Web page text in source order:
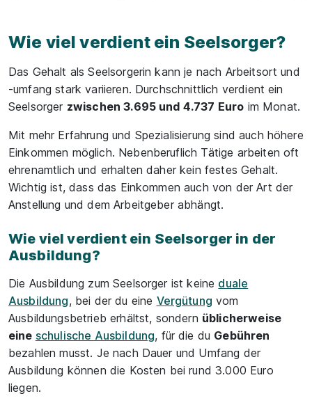
Wie viel verdient ein Seelsorger?
Das Gehalt als Seelsorgerin kann je nach Arbeitsort und
-umfang stark variieren. Durchschnittlich verdient ein
Seelsorger zwischen 3.695 und 4.737 Euro im Monat.
Mit mehr Erfahrung und Spezialisierung sind auch höhere
Einkommen möglich. Nebenberuflich Tätige arbeiten oft
ehrenamtlich und erhalten daher kein festes Gehalt.
Wichtig ist, dass das Einkommen auch von der Art der
Anstellung und dem Arbeitgeber abhängt.
Wie viel verdient ein Seelsorger in der
Ausbildung?
Die Ausbildung zum Seelsorger ist keine duale
Ausbildung, bei der du eine Vergütung vom
Ausbildungsbetrieb erhältst, sondern üblicherweise
eine schulische Ausbildung, für die du Gebühren
bezahlen musst. Je nach Dauer und Umfang der
Ausbildung können die Kosten bei rund 3.000 Euro
liegen.